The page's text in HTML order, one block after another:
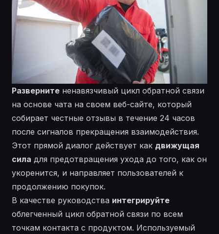
Разверните ненавязчивый цикл обратной связи
на основе чата на своем веб-сайте, который
собирает честные отзывы в течение 24 часов
после сигналов прекращения взаимодействия.
Этот прямой диалог действует как движущая
сила для предотвращения ухода до того, как он
укоренится, и направляет пользователей к
продолжению покупок.
В качестве руководства интегрируйте
облегченный цикл обратной связи по всем
точкам контакта с продуктом. Используемый